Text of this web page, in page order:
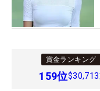
賞金ランキング
159位$30,713